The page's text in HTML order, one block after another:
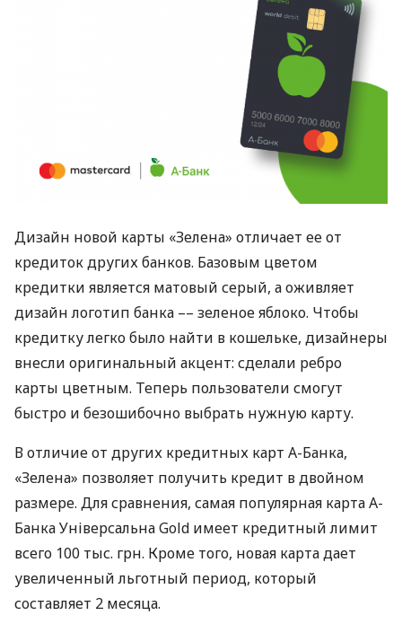
Дизайн новой карты «Зелена» отличает ее от
кредиток других банков. Базовым цветом
кредитки является матовый серый, а оживляет
дизайн логотип банка –– зеленое яблоко. Чтобы
кредитку легко было найти в кошельке, дизайнеры
внесли оригинальный акцент: сделали ребро
карты цветным. Теперь пользователи смогут
быстро и безошибочно выбрать нужную карту.
В отличие от других кредитных карт А-Банка,
«Зелена» позволяет получить кредит в двойном
размере. Для сравнения, самая популярная карта А-
Банка Універсальна Gold имеет кредитный лимит
всего 100 тыс. грн. Кроме того, новая карта дает
увеличенный льготный период, который
составляет 2 месяца.